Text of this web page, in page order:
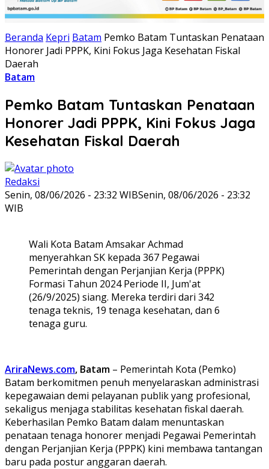
Beranda Kepri Batam Pemko Batam Tuntaskan Penataan
Honorer Jadi PPPK, Kini Fokus Jaga Kesehatan Fiskal
Daerah
Batam
Pemko Batam Tuntaskan Penataan
Honorer Jadi PPPK, Kini Fokus Jaga
Kesehatan Fiskal Daerah
Redaksi
Senin, 08/06/2026 - 23:32 WIBSenin, 08/06/2026 - 23:32
WIB
Wali Kota Batam Amsakar Achmad
menyerahkan SK kepada 367 Pegawai
Pemerintah dengan Perjanjian Kerja (PPPK)
Formasi Tahun 2024 Periode II, Jum'at
(26/9/2025) siang. Mereka terdiri dari 342
tenaga teknis, 19 tenaga kesehatan, dan 6
tenaga guru.
AriraNews.com, Batam – Pemerintah Kota (Pemko)
Batam berkomitmen penuh menyelaraskan administrasi
kepegawaian demi pelayanan publik yang profesional,
sekaligus menjaga stabilitas kesehatan fiskal daerah.
Keberhasilan Pemko Batam dalam menuntaskan
penataan tenaga honorer menjadi Pegawai Pemerintah
dengan Perjanjian Kerja (PPPK) kini membawa tantangan
baru pada postur anggaran daerah.